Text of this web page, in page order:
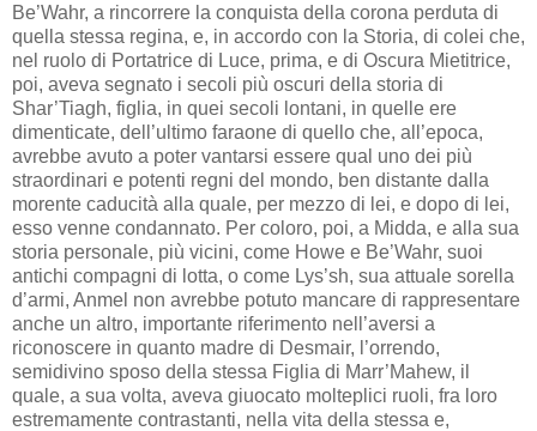
Be’Wahr, a rincorrere la conquista della corona perduta di
quella stessa regina, e, in accordo con la Storia, di colei che,
nel ruolo di Portatrice di Luce, prima, e di Oscura Mietitrice,
poi, aveva segnato i secoli più oscuri della storia di
Shar’Tiagh, figlia, in quei secoli lontani, in quelle ere
dimenticate, dell’ultimo faraone di quello che, all’epoca,
avrebbe avuto a poter vantarsi essere qual uno dei più
straordinari e potenti regni del mondo, ben distante dalla
morente caducità alla quale, per mezzo di lei, e dopo di lei,
esso venne condannato. Per coloro, poi, a Midda, e alla sua
storia personale, più vicini, come Howe e Be’Wahr, suoi
antichi compagni di lotta, o come Lys’sh, sua attuale sorella
d’armi, Anmel non avrebbe potuto mancare di rappresentare
anche un altro, importante riferimento nell’aversi a
riconoscere in quanto madre di Desmair, l’orrendo,
semidivino sposo della stessa Figlia di Marr’Mahew, il
quale, a sua volta, aveva giuocato molteplici ruoli, fra loro
estremamente contrastanti, nella vita della stessa e,